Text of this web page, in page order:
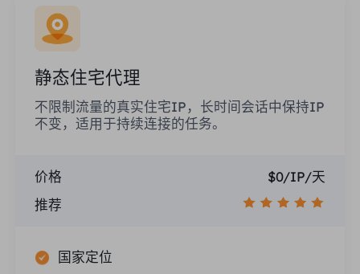
静态住宅代理
不限制流量的真实住宅IP，长时间会话中保持IP
不变，适用于持续连接的任务。
价格
$0/IP/天
推荐
国家定位